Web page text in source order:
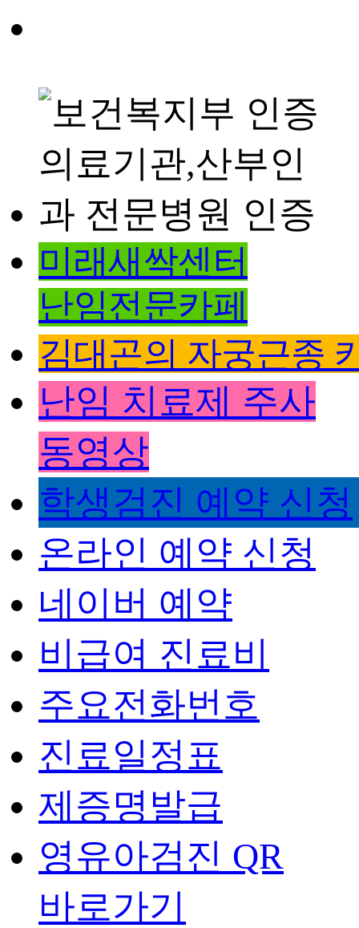
미래새싹센터
난임전문카페
김대곤의 자궁근종
난임 치료제 주사
동영상
학생검진 예약 신청
온라인 예약 신청
네이버 예약
비급여 진료비
주요전화번호
진료일정표
제증명발급
영유아검진 QR
바로가기